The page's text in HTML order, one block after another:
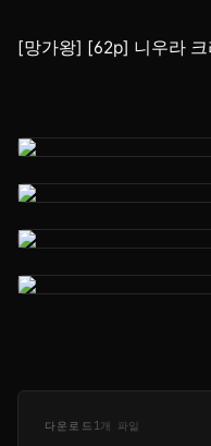
[망가왕] [62p] 니우라
다운로드 1개 파일